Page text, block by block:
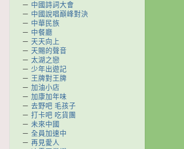
－ 中國詩詞大會
－ 中國說唱巔峰對決
－ 中華民族
－ 中餐廳
－ 天天向上
－ 天賜的聲音
－ 太湖之戀
－ 少年出遊記
－ 王牌對王牌
－ 加油小店
－ 加康加年味
－ 去野吧 毛孩子
－ 打卡吧 吃貨團
－ 未來中國
－ 全員加速中
－ 再見愛人